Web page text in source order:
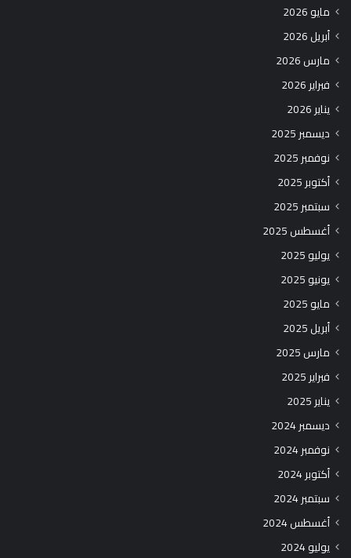
مايو 2026
أبريل 2026
مارس 2026
فبراير 2026
يناير 2026
ديسمبر 2025
نوفمبر 2025
أكتوبر 2025
سبتمبر 2025
أغسطس 2025
يوليو 2025
يونيو 2025
مايو 2025
أبريل 2025
مارس 2025
فبراير 2025
يناير 2025
ديسمبر 2024
نوفمبر 2024
أكتوبر 2024
سبتمبر 2024
أغسطس 2024
يوليو 2024